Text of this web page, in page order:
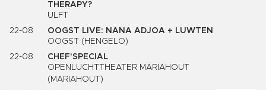
THERAPY?
ULFT
22-08
OOGST LIVE: NANA ADJOA + LUWTEN
OOGST (HENGELO)
22-08
CHEF'SPECIAL
OPENLUCHTTHEATER MARIAHOUT
(MARIAHOUT)